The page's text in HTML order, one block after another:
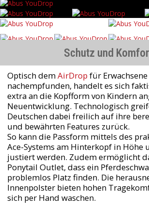
Schutz und
Optisch demAirDrop für Erwachsene
nachempfunden, handelt es sich
extra an die Kopfform von Kindern
Neuentwicklung. Technologisch
Deutschen dabei freilich auf ihre
und bewährten Features zurück.
So kann die Passform mittels des
Ace-Systems am Hinterkopf in Höhe
justiert werden. Zudem ermöglicht
Ponytail Outlet, dass ein
problemlos Platz finden. Die
Innenpolster bieten hohen
sich per Hand waschen.